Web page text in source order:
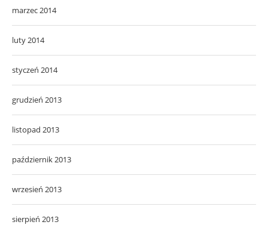
marzec 2014
luty 2014
styczeń 2014
grudzień 2013
listopad 2013
październik 2013
wrzesień 2013
sierpień 2013